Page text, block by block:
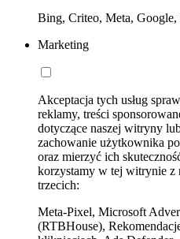
Bing, Criteo, Meta,
Marketing
Akceptacja tych usług
reklamy, treści
dotyczące naszej witryny
zachowanie użytkownika
oraz mierzyć ich
korzystamy w tej witrynie z
trzecich:
Meta-Pixel, Microsoft
(RTBHouse),